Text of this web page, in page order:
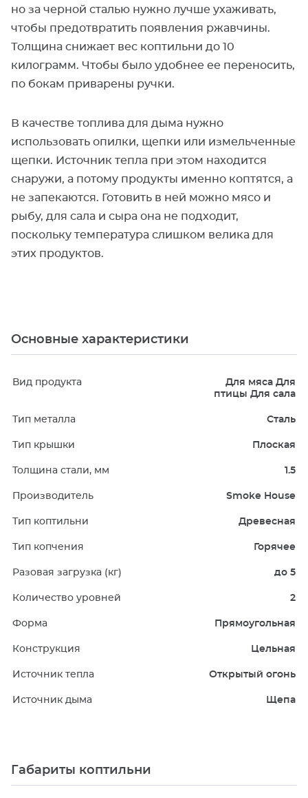
но за черной сталью нужно лучше ухаживать,
чтобы предотвратить появления ржавчины.
Толщина снижает вес коптильни до 10
килограмм. Чтобы было удобнее ее переносить,
по бокам приварены ручки.
В качестве топлива для дыма нужно
использовать опилки, щепки или измельченные
щепки. Источник тепла при этом находится
снаружи, а потому продукты именно коптятся, а
не запекаются. Готовить в ней можно мясо и
рыбу, для сала и сыра она не подходит,
поскольку температура слишком велика для
этих продуктов.
Основные характеристики
Вид продукта
Для мяса Для
птицы Для сала
Тип металла Сталь
Тип крышки Плоская
Толщина стали, мм 1.5
Производитель Smoke House
Тип коптильни Древесная
Тип копчения Горячее
Разовая загрузка (кг) до 5
Количество уровней 2
Форма Прямоугольная
Конструкция Цельная
Источник тепла Открытый огонь
Источник дыма Щепа
Габариты коптильни